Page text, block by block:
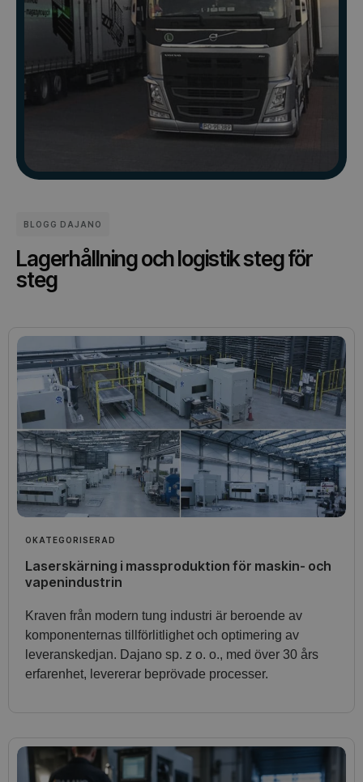
BLOGG DAJANO
Lagerhållning och logistik steg för
steg
OKATEGORISERAD
Laserskärning i massproduktion för maskin- och
vapenindustrin
Kraven från modern tung industri är beroende av
komponenternas tillförlitlighet och optimering av
leveranskedjan. Dajano sp. z o. o., med över 30 års
erfarenhet, levererar beprövade processer.